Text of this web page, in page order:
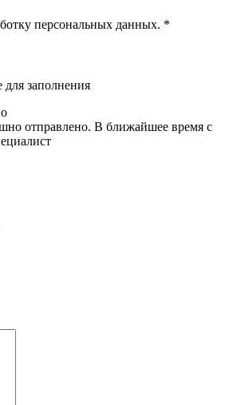
персональных данных. *
для заполнения
отправлено. В ближайшее время с